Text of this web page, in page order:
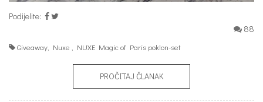
Podijelite:
88
Giveaway Nuxe NUXE Magic of Paris poklon-set
PROČITAJ ČLANAK